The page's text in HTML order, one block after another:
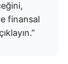
finansal